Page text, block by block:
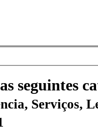
seguintes
Serviços,